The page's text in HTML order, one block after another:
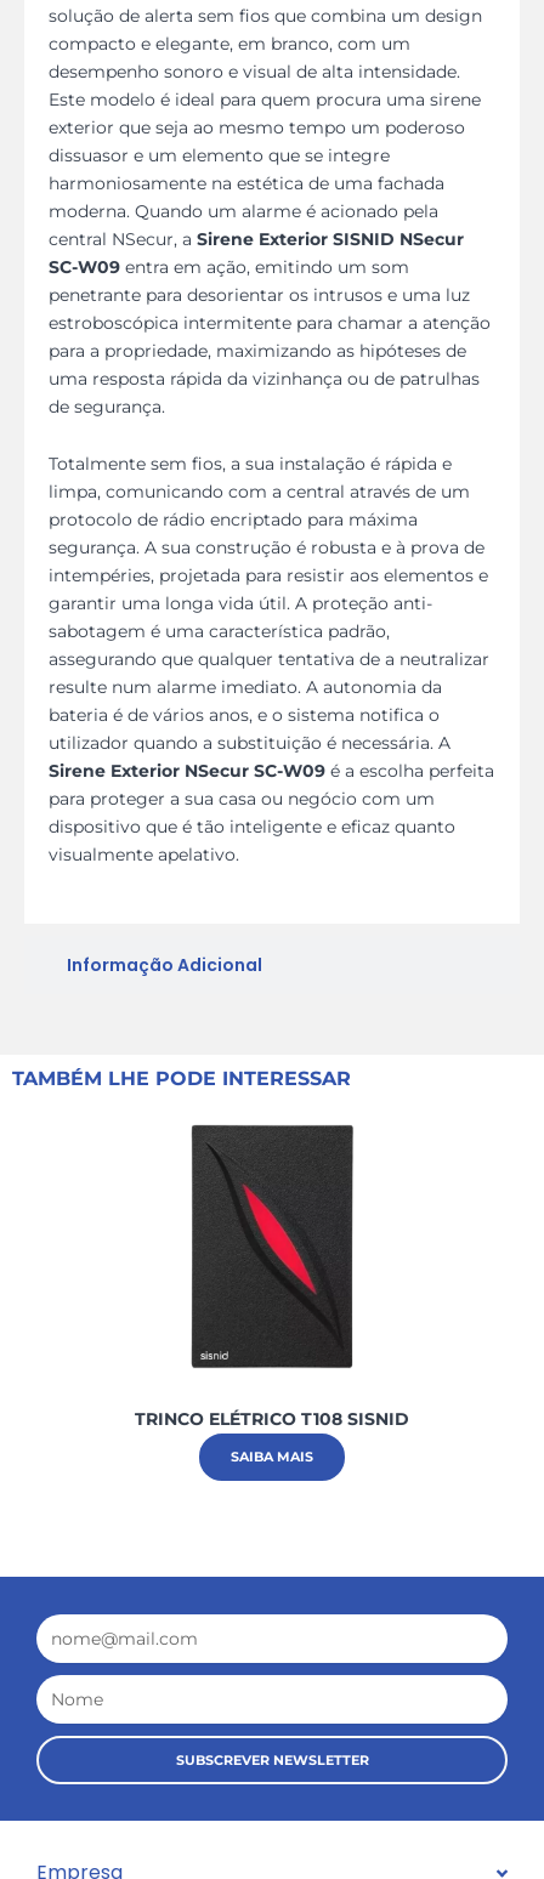
Informação Adicional
solução de alerta sem fios que combina um design
compacto e elegante, em branco, com um
desempenho sonoro e visual de alta intensidade.
Este modelo é ideal para quem procura uma sirene
exterior que seja ao mesmo tempo um poderoso
dissuasor e um elemento que se integre
harmoniosamente na estética de uma fachada
moderna. Quando um alarme é acionado pela
central NSecur, a Sirene Exterior SISNID NSecur
SC-W09 entra em ação, emitindo um som
penetrante para desorientar os intrusos e uma luz
estroboscópica intermitente para chamar a atenção
para a propriedade, maximizando as hipóteses de
uma resposta rápida da vizinhança ou de patrulhas
de segurança.
Totalmente sem fios, a sua instalação é rápida e
limpa, comunicando com a central através de um
protocolo de rádio encriptado para máxima
segurança. A sua construção é robusta e à prova de
intempéries, projetada para resistir aos elementos e
garantir uma longa vida útil. A proteção anti-
sabotagem é uma característica padrão,
assegurando que qualquer tentativa de a neutralizar
resulte num alarme imediato. A autonomia da
bateria é de vários anos, e o sistema notifica o
utilizador quando a substituição é necessária. A
Sirene Exterior NSecur SC-W09 é a escolha perfeita
para proteger a sua casa ou negócio com um
dispositivo que é tão inteligente e eficaz quanto
visualmente apelativo.
TAMBÉM LHE PODE INTERESSAR
TRINCO ELÉTRICO T108 SISNID
SAIBA MAIS
Email
Nome
SUBSCREVER NEWSLETTER
Empresa